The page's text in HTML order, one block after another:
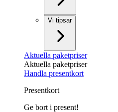
Vi tipsar
Aktuella paketpriser
Aktuella paketpriser
Handla presentkort
Presentkort
Ge bort i present!